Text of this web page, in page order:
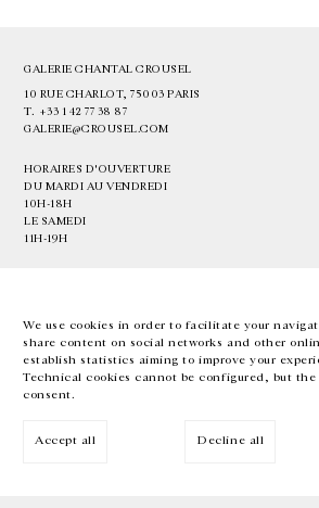
We use cookies in order to facilitate your
share content on social networks and other
establish statistics aiming to improve your
Technical cookies cannot be configured, but
consent.
Accept all Decline all
GALERIE CHANTAL CROUSEL
10 RUE CHARLOT, 75003 PARIS
T. +33 1 42 77 38 87
GALERIE@CROUSEL.COM
HORAIRES D'OUVERTURE
DU MARDI AU VENDREDI
10H-18H
LE SAMEDI
11H-19H
EN FR 中文 Facebook Instagram
Inscrivez-vous à notre newsletter